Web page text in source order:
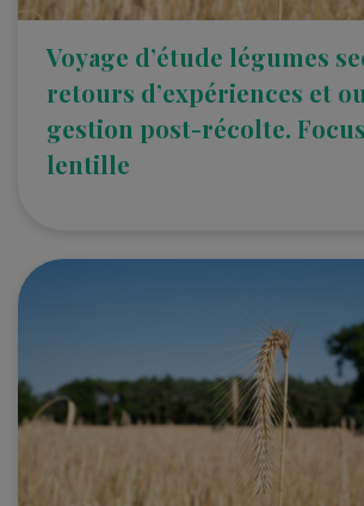
Voyage d’étude légumes
retours d’expériences et
gestion post-récolte.
lentille